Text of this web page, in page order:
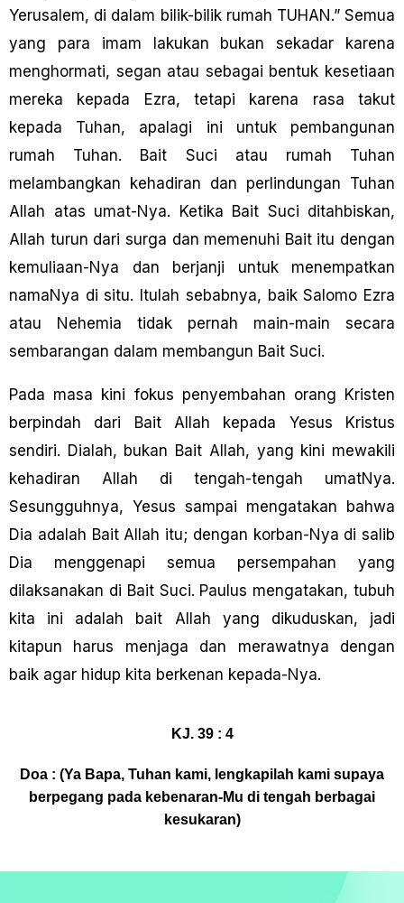
Yerusalem, di dalam bilik-bilik rumah TUHAN.” Semua
yang para imam lakukan bukan sekadar karena
menghormati, segan atau sebagai bentuk kesetiaan
mereka kepada Ezra, tetapi karena rasa takut
kepada Tuhan, apalagi ini untuk pembangunan
rumah Tuhan. Bait Suci atau rumah Tuhan
melambangkan kehadiran dan perlindungan Tuhan
Allah atas umat-Nya. Ketika Bait Suci ditahbiskan,
Allah turun dari surga dan memenuhi Bait itu dengan
kemuliaan-Nya dan berjanji untuk menempatkan
namaNya di situ. ltulah sebabnya, baik Salomo Ezra
atau Nehemia tidak pernah main-main secara
sembarangan dalam membangun Bait Suci.
Pada masa kini fokus penyembahan orang Kristen
berpindah dari Bait Allah kepada Yesus Kristus
sendiri. Dialah, bukan Bait Allah, yang kini mewakili
kehadiran Allah di tengah-tengah umatNya.
Sesungguhnya, Yesus sampai mengatakan bahwa
Dia adalah Bait Allah itu; dengan korban-Nya di salib
Dia menggenapi semua persempahan yang
dilaksanakan di Bait Suci. Paulus mengatakan, tubuh
kita ini adalah bait AIlah yang dikuduskan, jadi
kitapun harus menjaga dan merawatnya dengan
baik agar hidup kita berkenan kepada-Nya.
KJ. 39 : 4
Doa : (Ya Bapa, Tuhan kami, lengkapilah kami supaya
berpegang pada kebenaran-Mu di tengah berbagai
kesukaran)